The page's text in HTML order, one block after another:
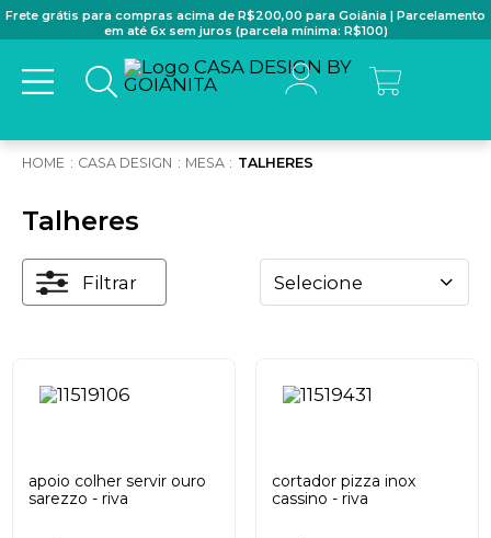
Frete grátis para compras acima de R$200,00 para Goiânia | Parcelamento
em até 6x sem juros (parcela mínima: R$100)
CASA DESIGN MESA TALHERES
Talheres
Filtrar Selecione
apoio colher servir ouro
sarezzo - riva
cortador pizza inox
cassino - riva